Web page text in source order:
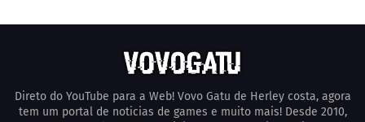
Direto do YouTube para a Web! Vovo Gatu de Herley costa, agora
tem um portal de noticias de games e muito mais! Desde 2010,